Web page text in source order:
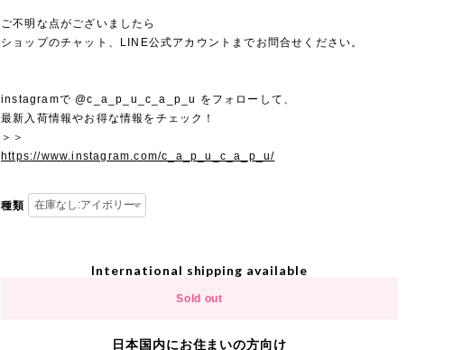
ご不明な点がございましたら
ショップのチャット、LINE公式アカウントまでお問合せください。
instagramで @c_a_p_u_c_a_p_u をフォローして、
最新入荷情報やお得な情報をチェック！
＞＞
https://www.instagram.com/c_a_p_u_c_a_p_u/
種類
International shipping available
Sold out
日本国内にお住まいの方向け